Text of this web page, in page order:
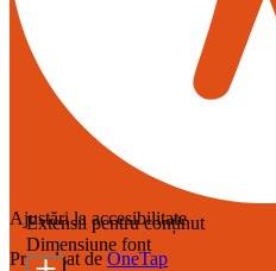
Ajustări la accesibilitate
Propulsat de OneTap
Extensii pentru conținut
Dimensiune font